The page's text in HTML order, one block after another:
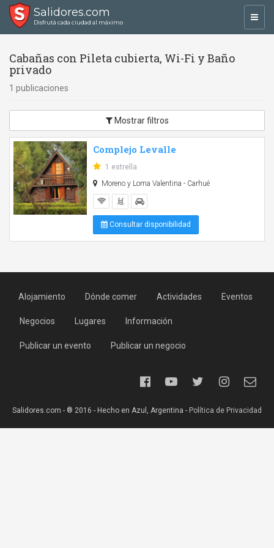
Salidores.com
Disfrutá cada ciudad al máximo
Cabañas con Pileta cubierta, Wi-Fi y Baño
privado
1 publicaciones
Mostrar filtros
Complejo Levalle
1 estrella
Moreno y Loma Valentina - Carhué
Consultar disponibilidad
Alojamiento Dónde comer Actividades Eventos
Negocios Lugares Información
Publicar un evento Publicar un negocio
Salidores.com - ® 2016 - Hecho en Azul, Argentina - Política de Privacidad